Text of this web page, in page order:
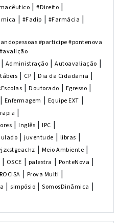
| #Direito |
| #Fadip | #Farmácia |
#participe #pontenova
| Administração | Autoavaliação |
| CP | Dia da Cidadania |
| Doutorado | Egresso |
| Enfermagem | Equipe EXT |
|
| Inglês | IPC |
| juventude | libras |
| Meio Ambiente |
| OSCE | palestra | PonteNova |
| Prova Multi |
| simpósio | SomosDinâmica |